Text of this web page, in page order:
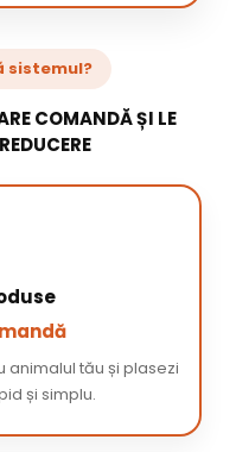
sistemul?
COMANDĂ ȘI LE
tău și plasezi
și simplu.